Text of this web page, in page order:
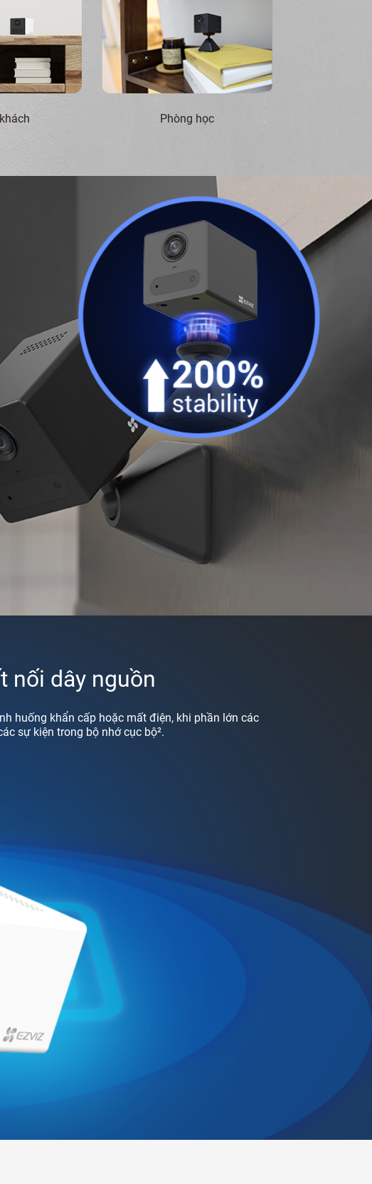
Phòng học
nối dây nguồn
huống khẩn cấp hoặc mất điện, khi phần lớn các
sự kiện trong bộ nhớ cục bộ².